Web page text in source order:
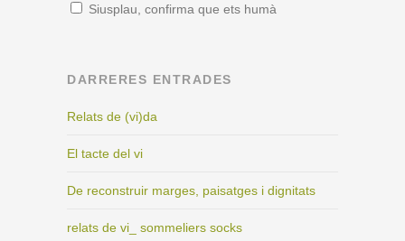
Siusplau, confirma que ets humà
DARRERES ENTRADES
Relats de (vi)da
El tacte del vi
De reconstruir marges, paisatges i dignitats
relats de vi_ sommeliers socks